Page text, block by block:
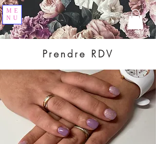
ME
NU
Prendre RDV